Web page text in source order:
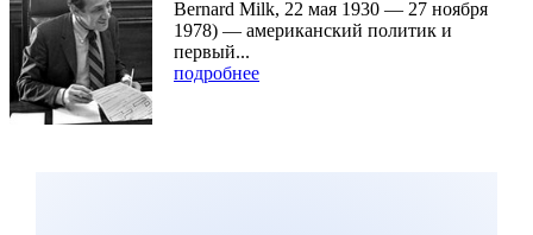
Bernard Milk, 22 мая 1930 — 27 ноября
1978) — американский политик и
первый...
подробнее